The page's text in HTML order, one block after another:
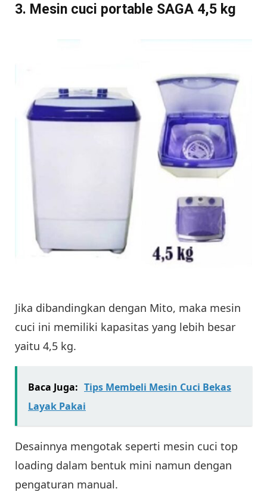
3. Mesin cuci portable SAGA 4,5 kg
Jika dibandingkan dengan Mito, maka mesin
cuci ini memiliki kapasitas yang lebih besar
yaitu 4,5 kg.
Baca Juga: Tips Membeli Mesin Cuci Bekas
Layak Pakai
Desainnya mengotak seperti mesin cuci top
loading dalam bentuk mini namun dengan
pengaturan manual.